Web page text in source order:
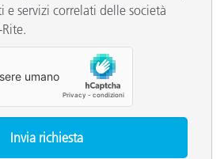
e servizi correlati delle società